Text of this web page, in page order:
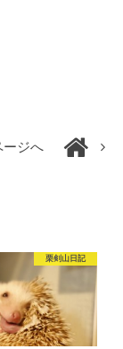
ージへ
栗剣山日記